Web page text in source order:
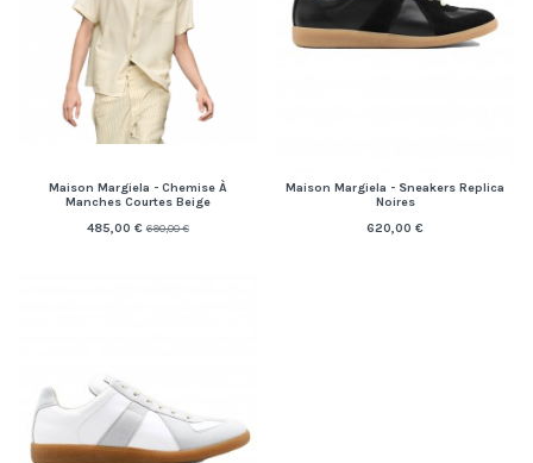
Maison Margiela - Chemise À
Manches Courtes Beige
485,00 €690,00 €
Maison Margiela - Sneakers Replica
Noires
620,00 €